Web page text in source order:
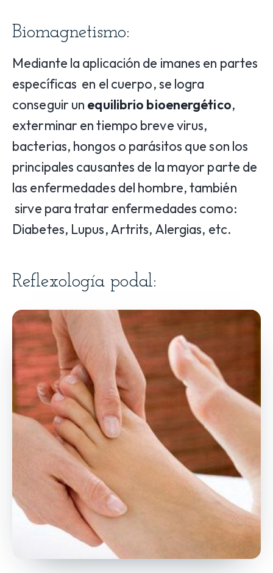
Biomagnetismo:
Mediante la aplicación de imanes en partes
específicas en el cuerpo, se logra
conseguir un equilibrio bioenergético,
exterminar en tiempo breve virus,
bacterias, hongos o parásitos que son los
principales causantes de la mayor parte de
las enfermedades del hombre, también
sirve para tratar enfermedades como:
Diabetes, Lupus, Artrits, Alergias, etc.
Reflexología podal: